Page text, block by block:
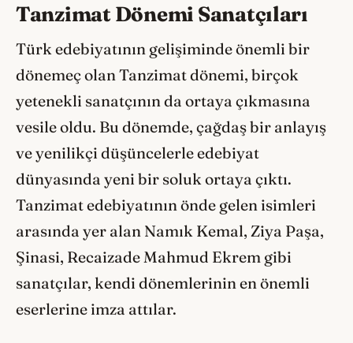
Tanzimat Dönemi Sanatçıları
Türk edebiyatının gelişiminde önemli bir
dönemeç olan Tanzimat dönemi, birçok
yetenekli sanatçının da ortaya çıkmasına
vesile oldu. Bu dönemde, çağdaş bir anlayış
ve yenilikçi düşüncelerle edebiyat
dünyasında yeni bir soluk ortaya çıktı.
Tanzimat edebiyatının önde gelen isimleri
arasında yer alan Namık Kemal, Ziya Paşa,
Şinasi, Recaizade Mahmud Ekrem gibi
sanatçılar, kendi dönemlerinin en önemli
eserlerine imza attılar.